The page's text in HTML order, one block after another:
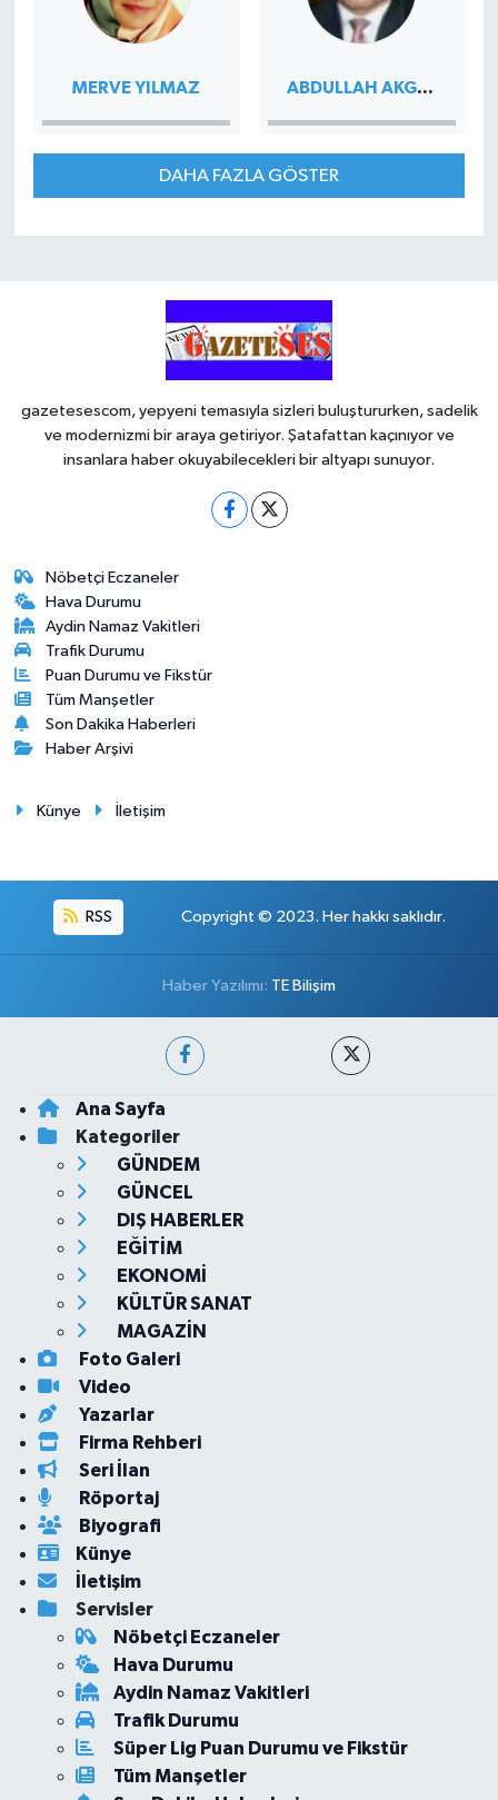
MERVE YILMAZ ABDULLAH AKGÜN
DAHA FAZLA GÖSTER
gazetesescom, yepyeni temasıyla sizleri buluştururken, sadelik
ve modernizmi bir araya getiriyor. Şatafattan kaçınıyor ve
insanlara haber okuyabilecekleri bir altyapı sunuyor.
Nöbetçi Eczaneler
Hava Durumu
Aydin Namaz Vakitleri
Trafik Durumu
Puan Durumu ve Fikstür
Tüm Manşetler
Son Dakika Haberleri
Haber Arşivi
Künye İletişim
RSS Copyright © 2023. Her hakkı saklıdır.
Haber Yazılımı: TE Bilişim
Ana Sayfa
Kategoriler
GÜNDEM
GÜNCEL
DIŞ HABERLER
EĞİTİM
EKONOMİ
KÜLTÜR SANAT
MAGAZİN
Foto Galeri
Video
Yazarlar
Firma Rehberi
Seri İlan
Röportaj
Biyografi
Künye
İletişim
Servisler
Nöbetçi Eczaneler
Hava Durumu
Aydin Namaz Vakitleri
Trafik Durumu
Süper Lig Puan Durumu ve Fikstür
Tüm Manşetler